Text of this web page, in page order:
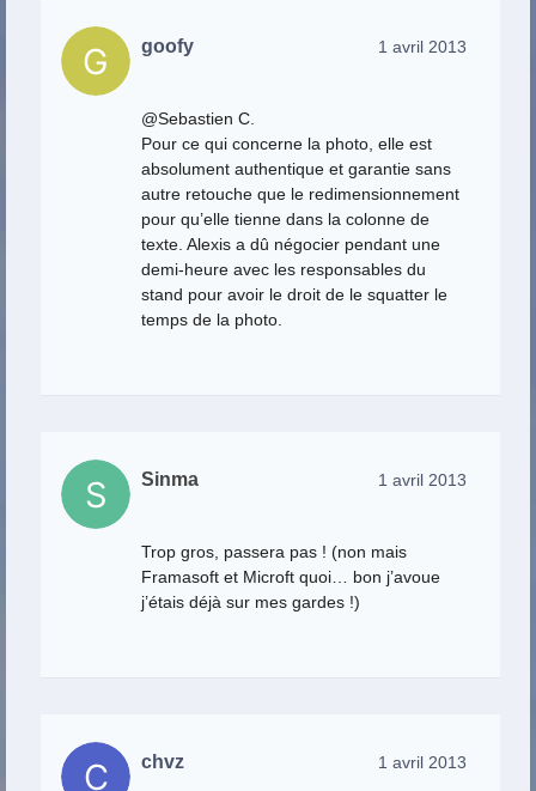
goofy 1 avril 2013
@Sebastien C.
Pour ce qui concerne la photo, elle est
absolument authentique et garantie sans
autre retouche que le redimensionnement
pour qu’elle tienne dans la colonne de
texte. Alexis a dû négocier pendant une
demi-heure avec les responsables du
stand pour avoir le droit de le squatter le
temps de la photo.
Sinma 1 avril 2013
Trop gros, passera pas ! (non mais
Framasoft et Microft quoi… bon j’avoue
j’étais déjà sur mes gardes !)
chvz 1 avril 2013